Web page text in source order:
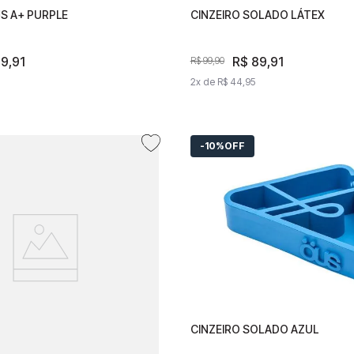
A+ PURPLE
,91
ÖUS A+ PURPLE
,90 R$
CINZEIRO SOLADO LÁTEX
R$ 99,90 R$ 89,91
2x de R$ 44 95
CINZEIRO SOLADO
R$ 99,90 R$
2x de
10%OFF
CINZEIRO SOLADO AZUL
CINZEIRO SOLADO